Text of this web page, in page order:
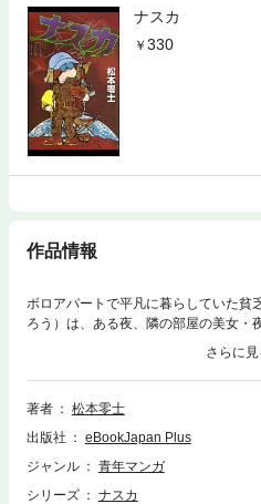
ナスカ
330
作品情報
ボロアパートで平凡に暮らしていた貧
ろう）は、ある夜、隣の部屋の美女・
た吸血昆虫に襲われる。危ういところ
その虫刺されに強い体質を見込まれて
敏郎は、怪しい出来事に巻き込まれ
著者
松本零士
出版社
eBookJapan Plus
ジャンル
青年マンガ
シリーズ
ナスカ